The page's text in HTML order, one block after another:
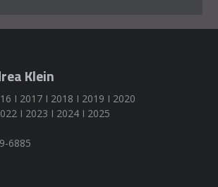
Klein
I 2017 I 2018 I 2019 I 2020
I 2023 I 2024 I 2025
6885